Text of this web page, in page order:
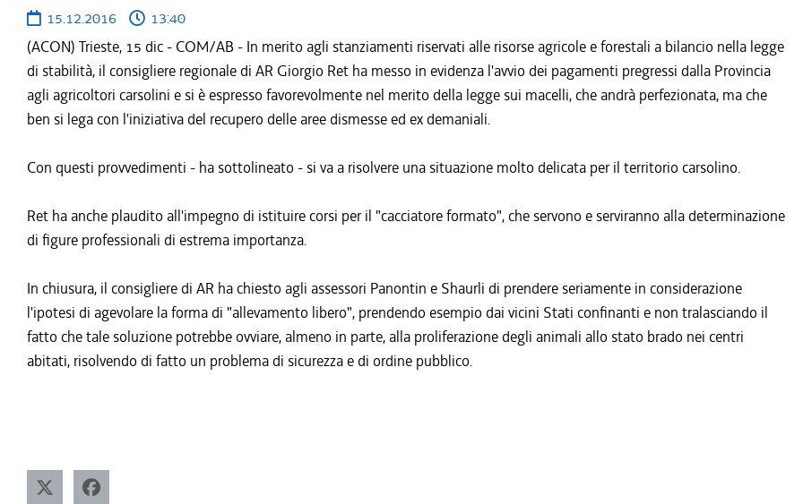
15.12.2016
13:40
(ACON) Trieste, 15 dic - COM/AB - In merito agli stanziamenti riservati alle risorse agricole e forestali a bilancio nella legge
di stabilità, il consigliere regionale di AR Giorgio Ret ha messo in evidenza l'avvio dei pagamenti pregressi dalla Provincia
agli agricoltori carsolini e si è espresso favorevolmente nel merito della legge sui macelli, che andrà perfezionata, ma che
ben si lega con l'iniziativa del recupero delle aree dismesse ed ex demaniali.
Con questi provvedimenti - ha sottolineato - si va a risolvere una situazione molto delicata per il territorio carsolino.
Ret ha anche plaudito all'impegno di istituire corsi per il "cacciatore formato", che servono e serviranno alla determinazione
di figure professionali di estrema importanza.
In chiusura, il consigliere di AR ha chiesto agli assessori Panontin e Shaurli di prendere seriamente in considerazione
l'ipotesi di agevolare la forma di "allevamento libero", prendendo esempio dai vicini Stati confinanti e non tralasciando il
fatto che tale soluzione potrebbe ovviare, almeno in parte, alla proliferazione degli animali allo stato brado nei centri
abitati, risolvendo di fatto un problema di sicurezza e di ordine pubblico.